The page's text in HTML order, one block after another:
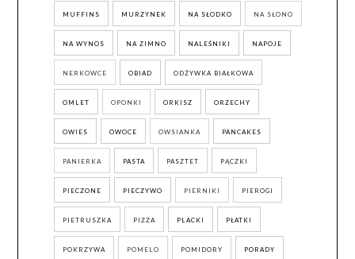
MUFFINS MURZYNEK NA SŁODKO NA SŁONO
NA WYNOS NA ZIMNO NALEŚNIKI NAPOJE
NERKOWCE OBIAD ODŻYWKA BIAŁKOWA
OMLET OPONKI ORKISZ ORZECHY
OWIES OWOCE OWSIANKA PANCAKES
PANIERKA PASTA PASZTET PĄCZKI
PIECZONE PIECZYWO PIERNIKI PIEROGI
PIETRUSZKA PIZZA PLACKI PŁATKI
POKRZYWA POMELO POMIDORY PORADY